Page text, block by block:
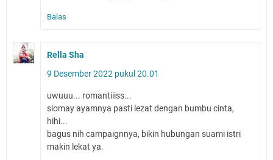
Balas
Rella Sha
9 Desember 2022 pukul 20.01
uwuuu... romantiiiss...
siomay ayamnya pasti lezat dengan bumbu cinta,
hihi...
bagus nih campaignnya, bikin hubungan suami istri
makin lekat ya.